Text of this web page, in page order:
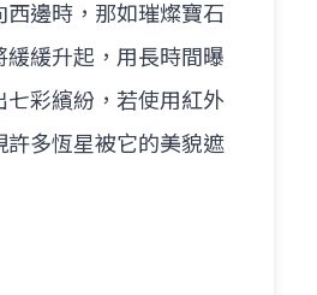
西邊時，那如璀燦寶石
緩緩升起，用長時間曝
七彩繽紛，若使用紅外
許多恆星被它的美貌遮